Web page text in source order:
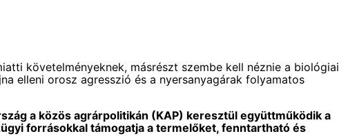
követelményeknek, másrészt szembe kell néznie a biológiai
elleni orosz agresszió és a nyersanyagárak folyamatos
a közös agrárpolitikán (KAP) keresztül együttműködik a
forrásokkal támogatja a termelőket, fenntartható és